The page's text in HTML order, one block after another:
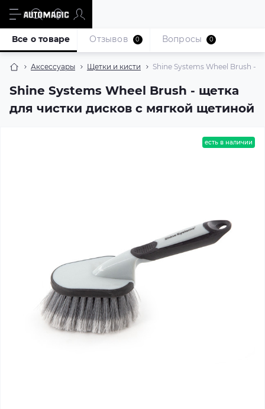
Аксессуары Щетки и кисти Shine Systems Wheel Brush -
Shine Systems Wheel Brush - щетка
для чистки дисков с мягкой щетиной
Все о товаре Отзывов 0 Вопросы 0
есть в наличии